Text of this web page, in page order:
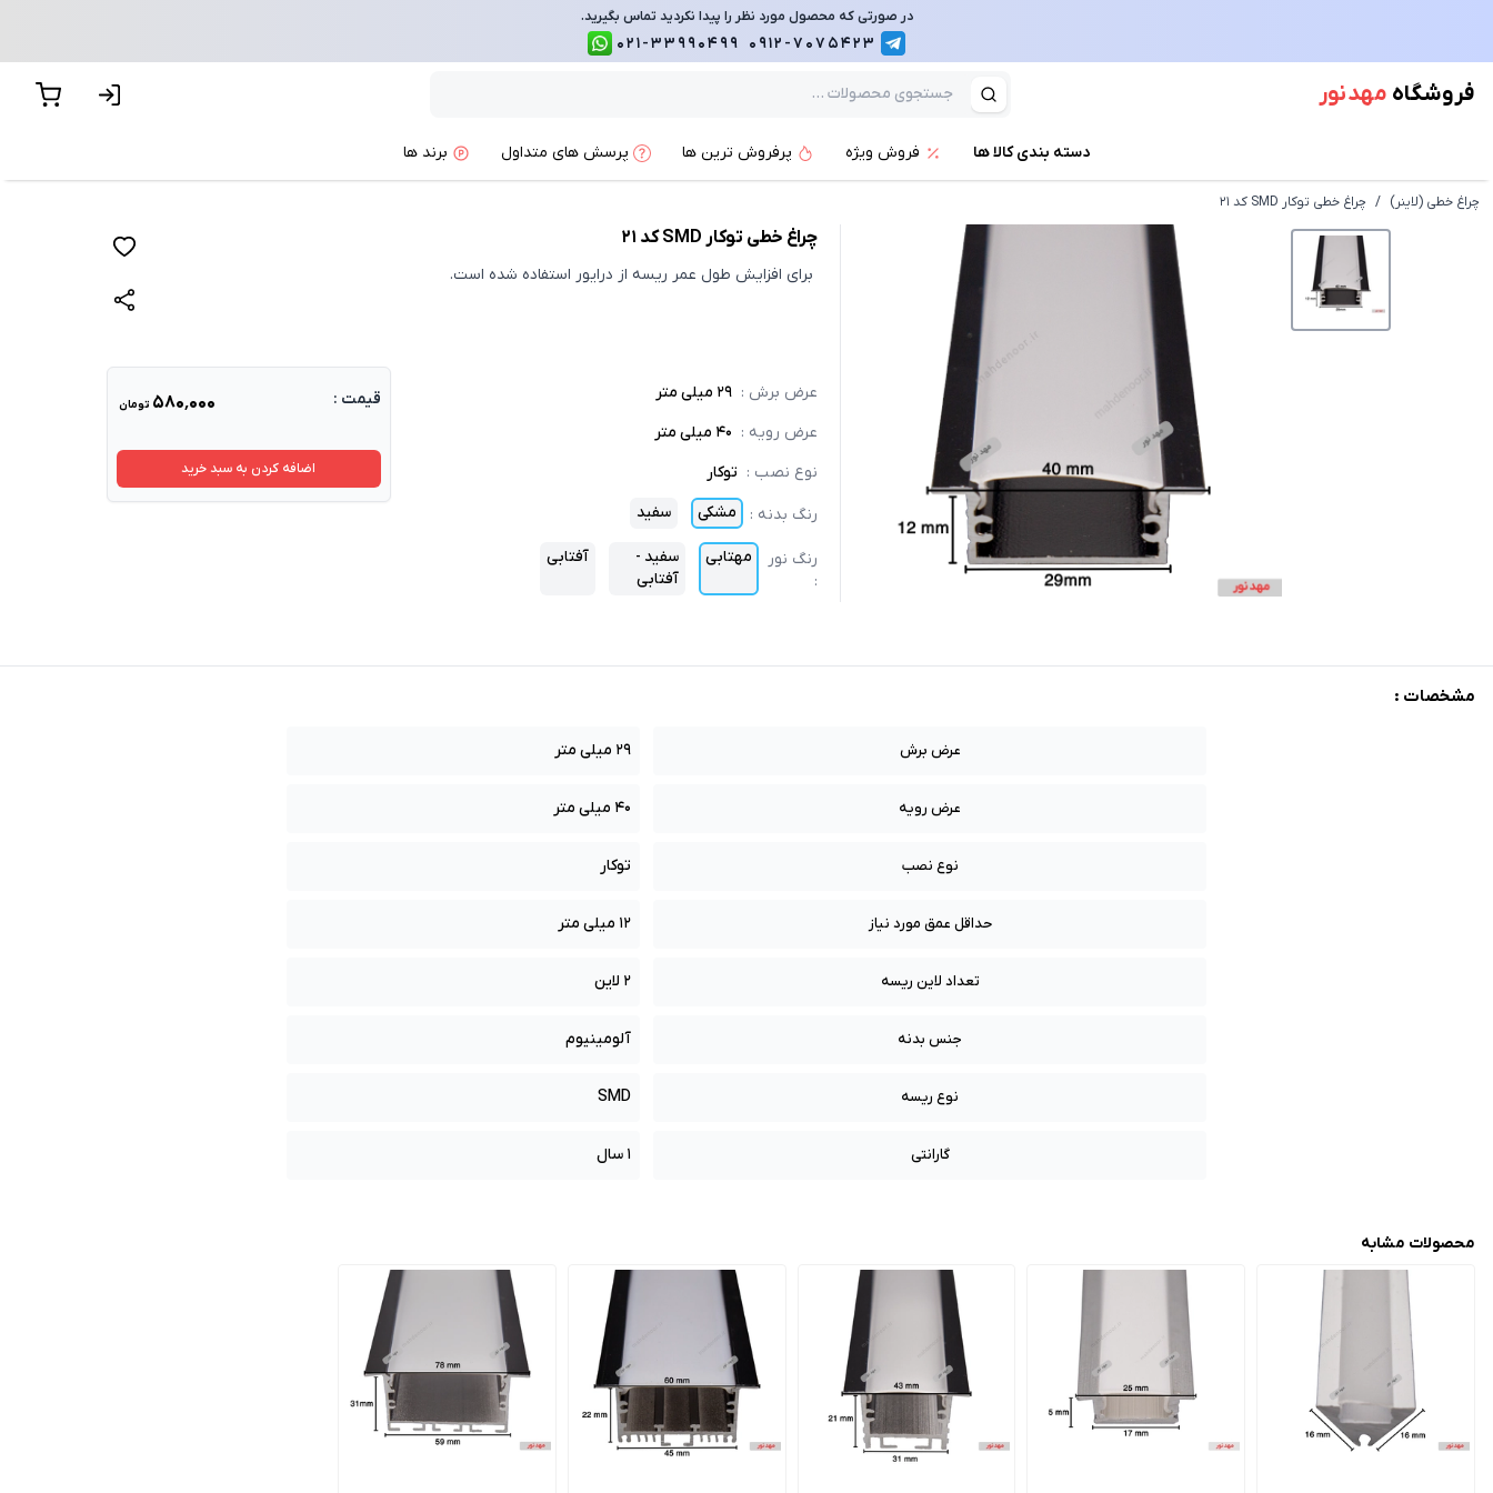
در صورتی که محصول مورد نظر را پیدا نکردید تماس بگیرید.
0912-7075423
021-33990499
فروشگاه مهد نور
دسته بندی کالا ها فروش ویژه پرفروش ترین ها پرسش های متداول برند ها
چراغ خطی (لاینر) / چراغ خطی توکار SMD کد 21
چراغ خطی توکار SMD کد 21
برای افزایش طول عمر ریسه از درایور استفاده شده است.
قیمت : ۵۸۰٬۰۰۰ تومان
اضافه کردن به سبد خرید
عرض برش : 29 میلی متر
عرض رویه : 40 میلی متر
نوع نصب : توکار
رنگ بدنه : مشکی سفید
رنگ نور
:
مهتابی
سفید -
آفتابی
آفتابی
مشخصات :
عرض برش 29 میلی متر
عرض رویه 40 میلی متر
نوع نصب توکار
حداقل عمق مورد نیاز 12 میلی متر
تعداد لاین ریسه 2 لاین
جنس بدنه آلومینیوم
نوع ریسه SMD
گارانتی 1 سال
محصولات مشابه